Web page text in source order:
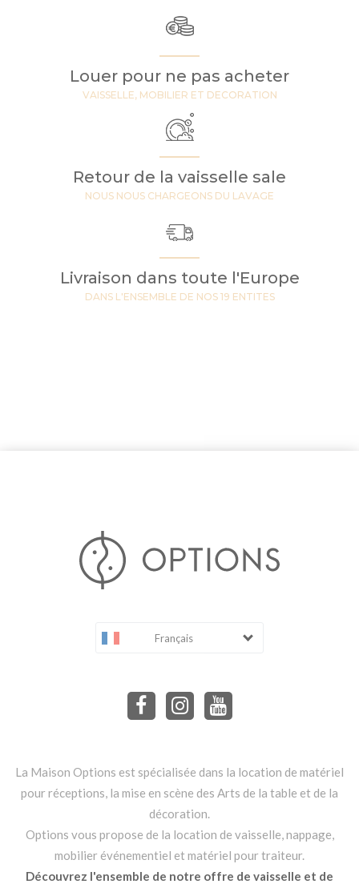
Louer pour ne pas acheter
VAISSELLE, MOBILIER ET DECORATION
Retour de la vaisselle sale
NOUS NOUS CHARGEONS DU LAVAGE
Livraison dans toute l'Europe
DANS L'ENSEMBLE DE NOS 19 ENTITES
Français
La Maison Options est spécialisée dans la location de matériel
pour réceptions, la mise en scène des Arts de la table et de la
décoration.
Options vous propose de la location de vaisselle, nappage,
mobilier événementiel et matériel pour traiteur.
Découvrez l'ensemble de notre offre de vaisselle et de